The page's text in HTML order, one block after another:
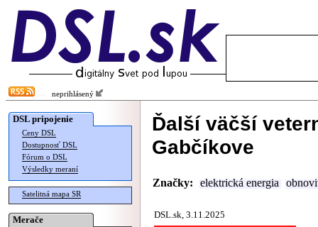
neprihlásený
DSL pripojenie
Ceny DSL
Dostupnosť DSL
Fórum o DSL
Výsledky meraní
Satelitná mapa SR
Merače
Ďalší väčší
Gabčíkove
Značky: elektrická energia
DSL.sk, 3.11.2025